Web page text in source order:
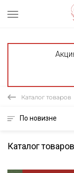
Каталог товаров
По новизне
Каталог товаров